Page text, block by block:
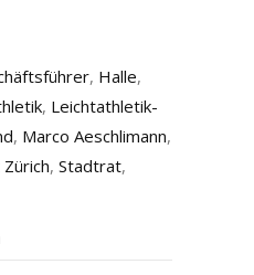
, Halle,
, Leichtathletik-
, Marco Aeschlimann,
, Stadtrat,